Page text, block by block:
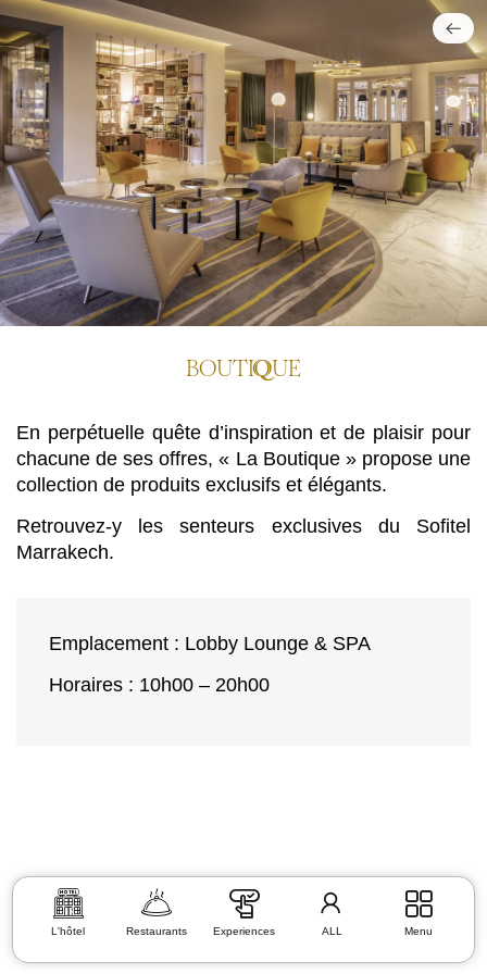
L'hôtel Restaurants Experiences ALL Menu
BOUTI UE
En perpétuelle quête d’inspiration et de plaisir pour
chacune de ses offres, « La Boutique » propose une
collection de produits exclusifs et élégants.
Retrouvez-y les senteurs exclusives du Sofitel
Marrakech.
Emplacement : Lobby Lounge & SPA
Horaires : 10h00 – 20h00